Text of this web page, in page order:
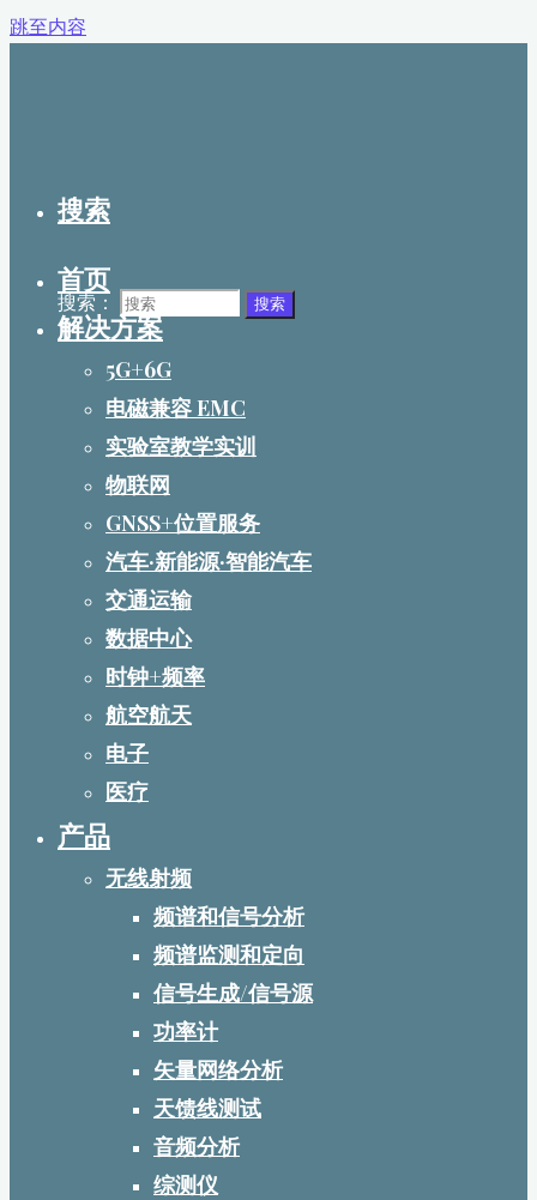
跳至内容
搜索
搜索： 搜索
首页
解决方案
5G+6G
电磁兼容 EMC
实验室教学实训
物联网
GNSS+位置服务
汽车·新能源·智能汽车
交通运输
数据中心
时钟+频率
航空航天
电子
医疗
产品
无线射频
频谱和信号分析
频谱监测和定向
信号生成/信号源
功率计
矢量网络分析
天馈线测试
音频分析
综测仪